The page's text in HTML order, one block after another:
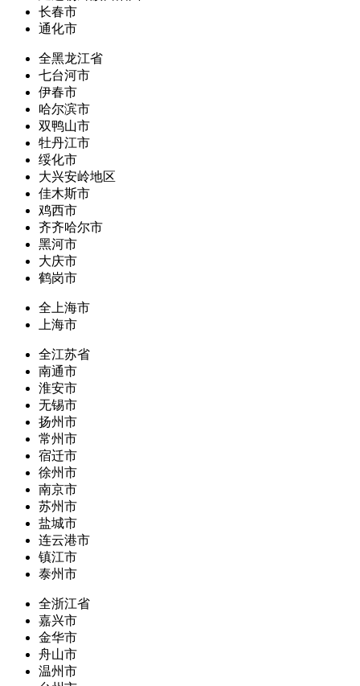
长春市
通化市
全黑龙江省
七台河市
伊春市
哈尔滨市
双鸭山市
牡丹江市
绥化市
大兴安岭地区
佳木斯市
鸡西市
齐齐哈尔市
黑河市
大庆市
鹤岗市
全上海市
上海市
全江苏省
南通市
淮安市
无锡市
扬州市
常州市
宿迁市
徐州市
南京市
苏州市
盐城市
连云港市
镇江市
泰州市
全浙江省
嘉兴市
金华市
舟山市
温州市